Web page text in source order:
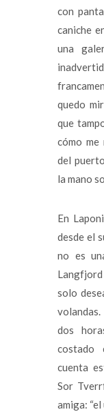
con
caniche
una
quedo
que
cómo
del
la mano
En
desde el
no es
solo
volandas.
dos
costado
cuenta
Sor
amiga: